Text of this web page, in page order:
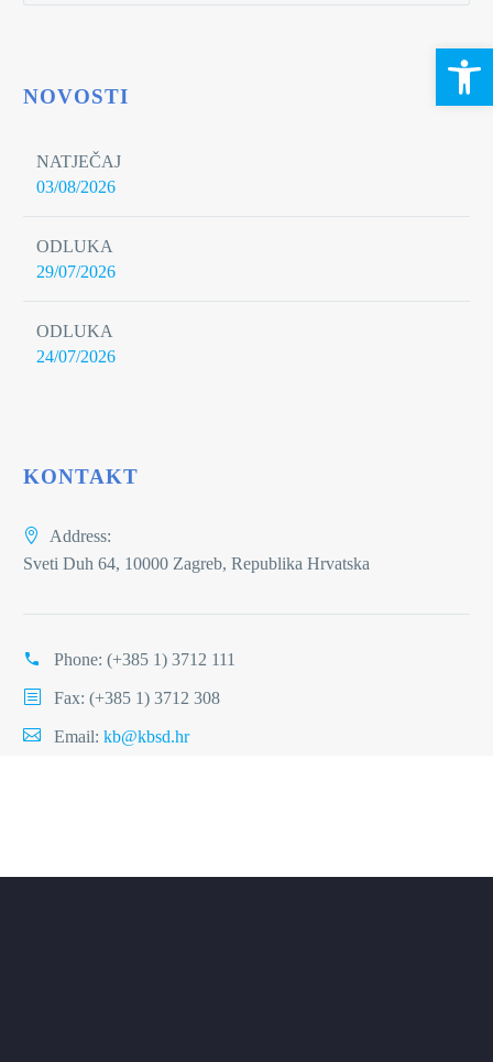
NOVOSTI
NATJEČAJ
03/08/2026
ODLUKA
29/07/2026
ODLUKA
24/07/2026
KONTAKT
Address:
Sveti Duh 64, 10000 Zagreb, Republika Hrvatska
Phone: (+385 1) 3712 111
Fax: (+385 1) 3712 308
Email: kb@kbsd.hr